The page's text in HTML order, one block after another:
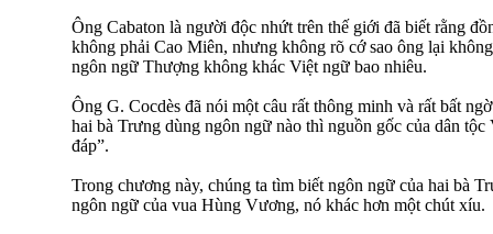
Ông Cabaton là người độc nhứt trên thế giới đã biết rằng
không phải Cao Miên, nhưng không rõ cớ sao ông lại
ngôn ngữ Thượng không khác Việt ngữ bao nhiêu.
Ông G. Cocdès đã nói một câu rất thông minh và rất bất
hai bà Trưng dùng ngôn ngữ nào thì nguồn gốc của dân
đáp”.
Trong chương này, chúng ta tìm biết ngôn ngữ của hai bà
ngôn ngữ của vua Hùng Vương, nó khác hơn một chút xíu.